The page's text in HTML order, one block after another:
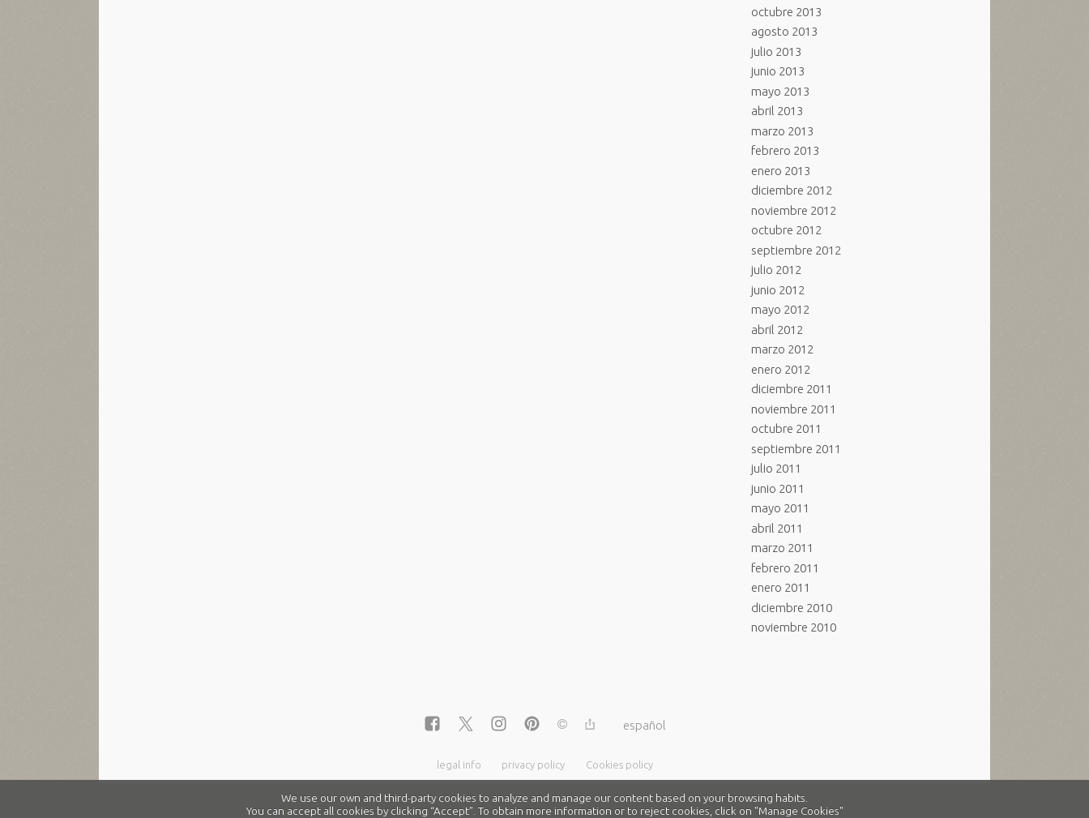
octubre 2013
agosto 2013
julio 2013
junio 2013
mayo 2013
abril 2013
marzo 2013
febrero 2013
enero 2013
diciembre 2012
noviembre 2012
octubre 2012
septiembre 2012
julio 2012
junio 2012
mayo 2012
abril 2012
marzo 2012
enero 2012
diciembre 2011
noviembre 2011
octubre 2011
septiembre 2011
julio 2011
junio 2011
mayo 2011
abril 2011
marzo 2011
febrero 2011
enero 2011
diciembre 2010
noviembre 2010
español
legal info privacy policy Cookies policy
We use our own and third-party cookies to analyze and manage our content based on your browsing habits.
You can accept all cookies by clicking “Accept”. To obtain more information or to reject cookies, click on "Manage Cookies"